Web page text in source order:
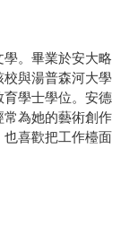
。畢業於安大略
與湯普森河大學
學士學位。安德
為她的藝術創作
喜歡把工作檯面